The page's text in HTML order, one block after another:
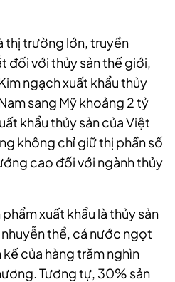
thị trường lớn, truyền
đối với thủy sản thế giới,
ngạch xuất khẩu thủy
sang Mỹ khoảng 2 tỷ
khẩu thủy sản của Việt
không chỉ giữ thị phần số
cao đối với ngành thủy
xuất khẩu là thủy sản
thể, cá nước ngọt
của hàng trăm nghìn
Tương tự, 30% sản